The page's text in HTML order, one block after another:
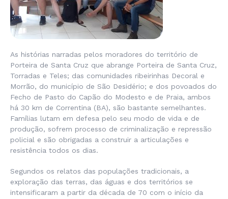
As histórias narradas pelos moradores do território de
Porteira de Santa Cruz que abrange Porteira de Santa Cruz,
Torradas e Teles; das comunidades ribeirinhas Decoral e
Morrão, do município de São Desidério; e dos povoados do
Fecho de Pasto do Capão do Modesto e de Praia, ambos
há 30 km de Correntina (BA), são bastante semelhantes.
Famílias lutam em defesa pelo seu modo de vida e de
produção, sofrem processo de criminalização e repressão
policial e são obrigadas a construir a articulações e
resistência todos os dias.
Segundos os relatos das populações tradicionais, a
exploração das terras, das águas e dos territórios se
intensificaram a partir da década de 70 com o início da